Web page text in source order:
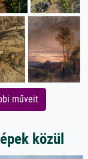
műveit
közül